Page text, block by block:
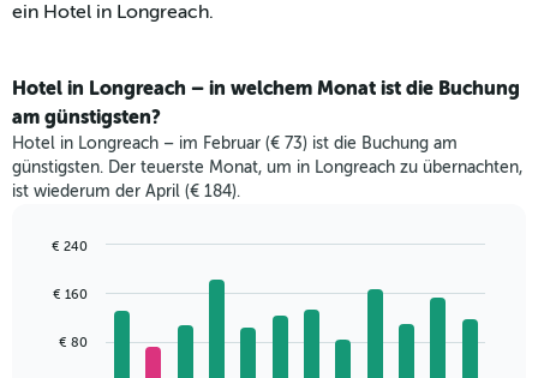
ein Hotel in Longreach.
Hotel in Longreach – in welchem Monat ist die Buchung
am günstigsten?
Hotel in Longreach – im Februar (€ 73) ist die Buchung am
günstigsten. Der teuerste Monat, um in Longreach zu übernachten,
ist wiederum der April (€ 184).
chart
bars.
graphic.
€ 80
€ 160
€ 240